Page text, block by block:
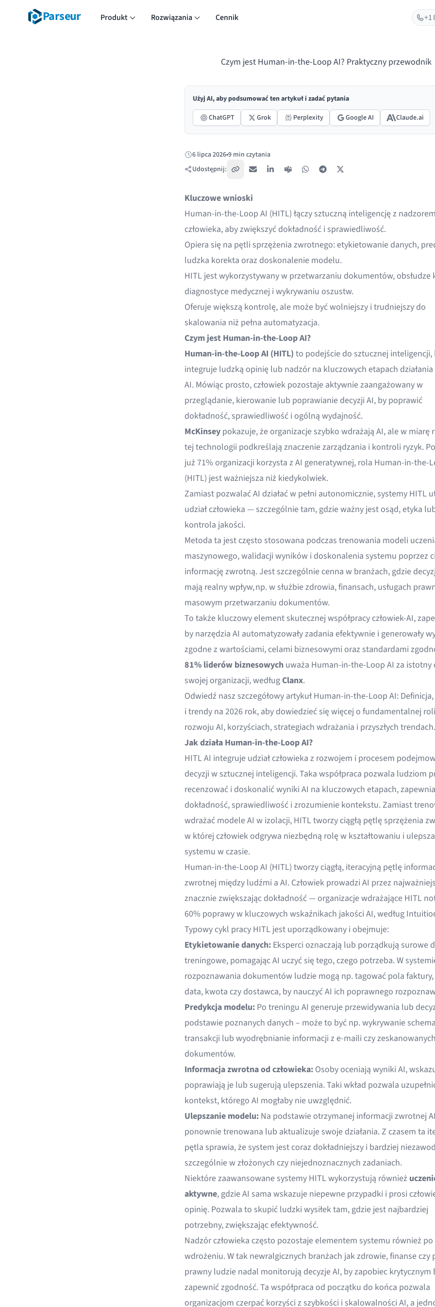
Parseur Produkt Rozwiązania Cennik +1
Czym jest Human-in-the-Loop AI? Praktyczny przewodnik
Użyj AI, aby podsumować ten artykuł i zadać pytania
ChatGPT
Grok Perplexity Google AI Claude.ai
Opublikowano:
6 lipca 2026•9 min czytania
Udostępnij:
Skopiuj link
E-mail LinkedInTeams WhatsAppTelegram
Kluczowe wnioski
Human-in-the-Loop AI (HITL) łączy sztuczną inteligencję z
człowieka, aby zwiększyć dokładność i sprawiedliwość.
Opiera się na pętli sprzężenia zwrotnego: etykietowanie danych,
ludzka korekta oraz doskonalenie modelu.
HITL jest wykorzystywany w przetwarzaniu dokumentów, obsłudze
diagnostyce medycznej i wykrywaniu oszustw.
Oferuje większą kontrolę, ale może być wolniejszy i trudniejszy do
skalowania niż pełna automatyzacja.
Czym jest Human-in-the-Loop AI?
Human-in-the-Loop AI (HITL) to podejście do sztucznej inteligencji,
integruje ludzką opinię lub nadzór na kluczowych etapach
AI. Mówiąc prosto, człowiek pozostaje aktywnie zaangażowany w
przeglądanie, kierowanie lub poprawianie decyzji AI, by poprawić
dokładność, sprawiedliwość i ogólną wydajność.
McKinseypokazuje, że organizacje szybko wdrażają AI, ale w miarę
tej technologii podkreślają znaczenie zarządzania i kontroli ryzyk.
już 71% organizacji korzysta z AI generatywnej, rola Human-in-the-
(HITL) jest ważniejsza niż kiedykolwiek.
Zamiast pozwalać AI działać w pełni autonomicznie, systemy HITL
udział człowieka — szczególnie tam, gdzie ważny jest osąd, etyka
kontrola jakości.
Metoda ta jest często stosowana podczas trenowania modeli
maszynowego, walidacji wyników i doskonalenia systemu poprzez
informację zwrotną. Jest szczególnie cenna w branżach, gdzie
mają realny wpływ, np. w służbie zdrowia, finansach, usługach
masowym przetwarzaniu dokumentów.
To także kluczowy element skutecznej współpracy człowiek-AI,
by narzędzia AI automatyzowały zadania efektywnie i generowały
zgodne z wartościami, celami biznesowymi oraz standardami
81% liderów biznesowychuważa Human-in-the-Loop AI za istotny
swojej organizacji, według Clanx.
Odwiedź nasz szczegółowy artykuł Human-in-the-Loop AI:
i trendy na 2026 rok, aby dowiedzieć się więcej o fundamentalnej
rozwoju AI, korzyściach, strategiach wdrażania i przyszłych trendach.
Jak działa Human-in-the-Loop AI?
HITL AI integruje udział człowieka z rozwojem i procesem
decyzji w sztucznej inteligencji. Taka współpraca pozwala ludziom
recenzować i doskonalić wyniki AI na kluczowych etapach,
dokładność, sprawiedliwość i zrozumienie kontekstu. Zamiast
wdrażać modele AI w izolacji, HITL tworzy ciągłą pętlę sprzężenia
w której człowiek odgrywa niezbędną rolę w kształtowaniu i
systemu w czasie.
Human-in-the-Loop AI (HITL) tworzy ciągłą, iteracyjną pętlę
zwrotnej między ludźmi a AI. Człowiek prowadzi AI przez
znacznie zwiększając dokładność — organizacje wdrażające HITL
60% poprawy w kluczowych wskaźnikach jakości AI, według
Typowy cykl pracy HITL jest uporządkowany i obejmuje:
Etykietowanie danych:Eksperci oznaczają lub porządkują surowe
treningowe, pomagając AI uczyć się tego, czego potrzeba. W
rozpoznawania dokumentów ludzie mogą np. tagować pola
data, kwota czy dostawca, by nauczyć AI ich poprawnego
Predykcja modelu:Po treningu AI generuje przewidywania lub
podstawie poznanych danych – może to być np. wykrywanie
transakcji lub wyodrębnianie informacji z e-maili czy
dokumentów.
Informacja zwrotna od człowieka:Osoby oceniają wyniki AI,
poprawiają je lub sugerują ulepszenia. Taki wkład pozwala
kontekst, którego AI mogłaby nie uwzględnić.
Ulepszanie modelu:Na podstawie otrzymanej informacji zwrotnej
ponownie trenowana lub aktualizuje swoje działania. Z czasem ta
pętla sprawia, że system jest coraz dokładniejszy i bardziej
szczególnie w złożonych czy niejednoznacznych zadaniach.
Niektóre zaawansowane systemy HITL wykorzystują również
aktywne, gdzie AI sama wskazuje niepewne przypadki i prosi
opinię. Pozwala to skupić ludzki wysiłek tam, gdzie jest najbardziej
potrzebny, zwiększając efektywność.
Nadzór człowieka często pozostaje elementem systemu również po
wdrożeniu. W tak newralgicznych branżach jak zdrowie, finanse czy
prawny ludzie nadal monitorują decyzje AI, by zapobiec krytycznym
zapewnić zgodność. Ta współpraca od początku do końca pozwala
organizacjom czerpać korzyści z szybkości i skalowalności AI, a